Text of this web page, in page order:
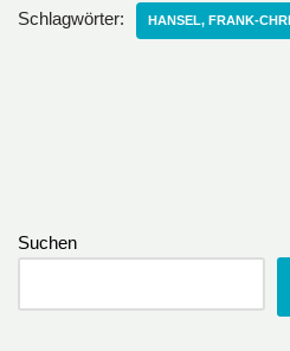
Schlagwörter: HANSEL, FRANK-
Suchen